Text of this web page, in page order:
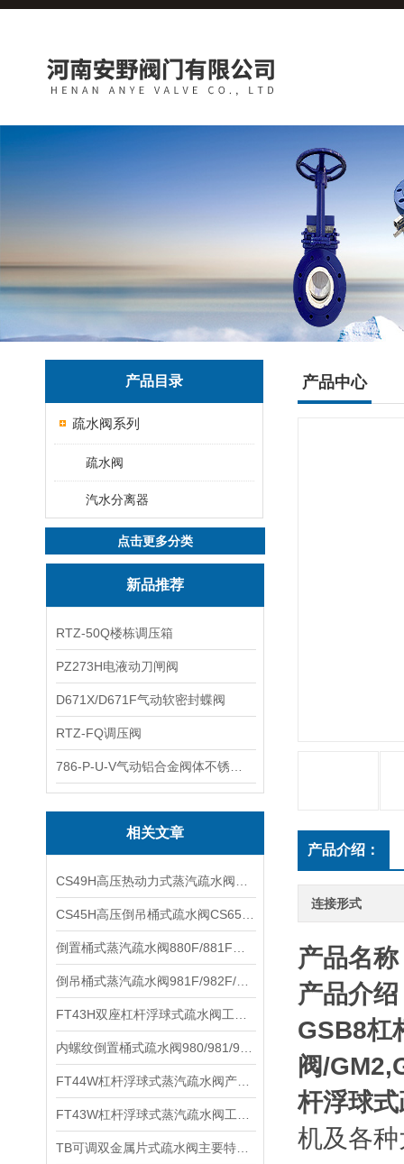
产品目录
疏水阀系列
疏水阀
汽水分离器
点击更多分类
新品推荐
RTZ-50Q楼栋调压箱
PZ273H电液动刀闸阀
D671X/D671F气动软密封蝶阀
RTZ-FQ调压阀
相关文章
产品中心
产品介绍：
连接形式
产品名
产品介
GSB8杠
阀/
杆浮球
机及各